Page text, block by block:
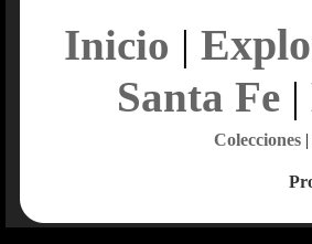
Inicio |
Santa Fe|
Colecciones|